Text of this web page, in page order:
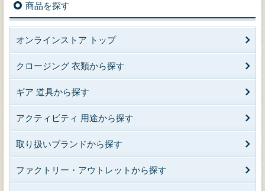
商品を探す
オンラインストア トップ
クロージング 衣類から探す
ギア 道具から探す
アクティビティ 用途から探す
取り扱いブランドから探す
ファクトリー・アウトレットから探す